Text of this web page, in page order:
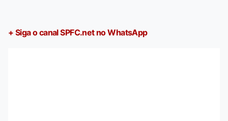
+ Siga o canal SPFC.net no WhatsApp